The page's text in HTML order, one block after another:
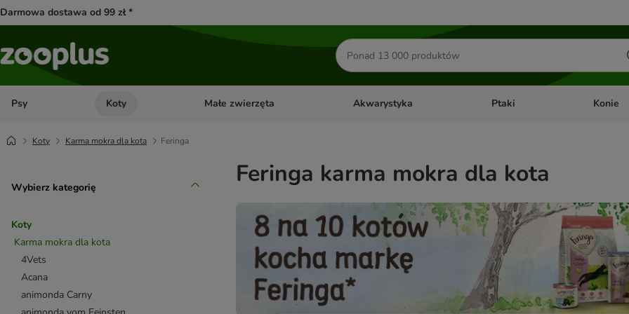
Darmowa dostawa od 99 zł *
Szukaj
produktów
Psy Otwórz menu kategorii: Psy
Koty Otwórz menu kategorii: Koty
Małe zwierzęta Otwórz menu kategorii: Małe zwierzęta
Akwarystyka Otwórz menu kategorii:
Ptaki Otwórz
Konie
Koty Karma mokra dla kota Feringa
Wybierz kategorię
Koty
Karma mokra dla kota
4Vets
Acana
animonda Carny
Feringa karma mokra dla kota